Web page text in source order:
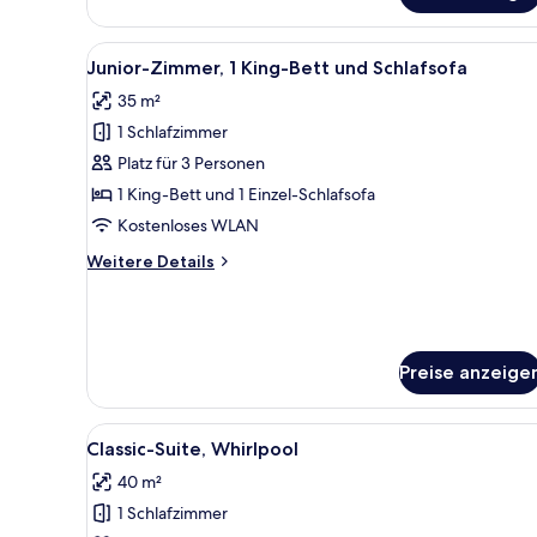
Zimmer
Alle
Fotos
für
Junior-
Zimmer,
1 King-
Bett
Schlafsofa
Ein modernes Hotelzimmer
5
Junior-Zimmer, 1 King-Bett und Schlafsofa
35 m²
1 Schlafzimmer
Platz für 3 Personen
1 King-Bett und 1 Einzel-Schlafsofa
Kostenloses WLAN
Weitere Details
Weitere
Bett
und
Schlafsofa
Preise
Alle
Fotos
für
Classic-
Ein modernes Hotelzimmer
6
Classic-Suite, Whirlpool
40 m²
1 Schlafzimmer